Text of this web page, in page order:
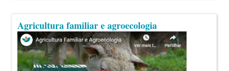
Agricultura familiar e agroecologia